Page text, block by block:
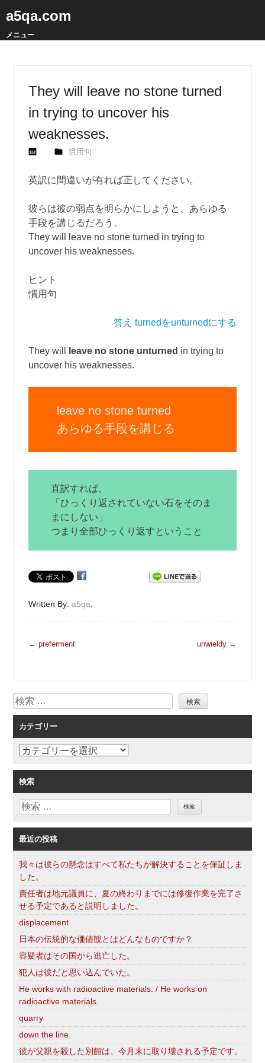
a5qa.com
メニュー
They will leave no stone turned
in trying to uncover his
weaknesses.
慣用句
英訳に間違いが有れば正してください。
彼らは彼の弱点を明らかにしようと、あらゆる
手段を講じるだろう。
They will leave no stone turned in trying to
uncover his weaknesses.
ヒント
慣用句
答え turnedをunturnedにする
They will leave no stone unturned in trying to
uncover his weaknesses.
leave no stone turned
あらゆる手段を講じる
直訳すれば、
「ひっくり返されていない石をそのま
まにしない」
つまり全部ひっくり返すということ
Written By:a5qa.
投
ゲ
ー
シ
ョ
ン
← preferment unwieldy →
検
索
カテゴリー
カ
ゴ
リ
ー
検索
検
最近の投稿
我々は彼らの懸念はすべて私たちが解決することを保証しま
した。
責任者は地元議員に、夏の終わりまでには修復作業を完了さ
せる予定であると説明しました。
displacement
日本の伝統的な価値観とはどんなものですか？
容疑者はその国から逃亡した。
犯人は彼だと思い込んでいた。
He works with radioactive materials. / He works on
radioactive materials.
quarry
down the line
彼が父親を殺した別館は、今月末に取り壊される予定です。